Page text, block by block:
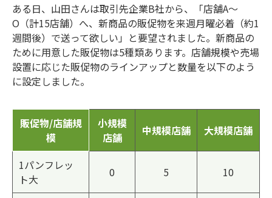
ある日、山田さんは取引先企業B社から、「店舗A～
O（計15店舗）へ、新商品の販促物を来週月曜必着（約1
週間後）で送って欲しい」と要望されました。新商品の
ために用意した販促物は5種類あります。店舗規模や売場
設置に応じた販促物のラインアップと数量を以下のよう
に設定しました。
販促物/店舗規
模
小規模
店舗
中規模店舗 大規模店舗
1パンフレッ
ト大
0 5 10